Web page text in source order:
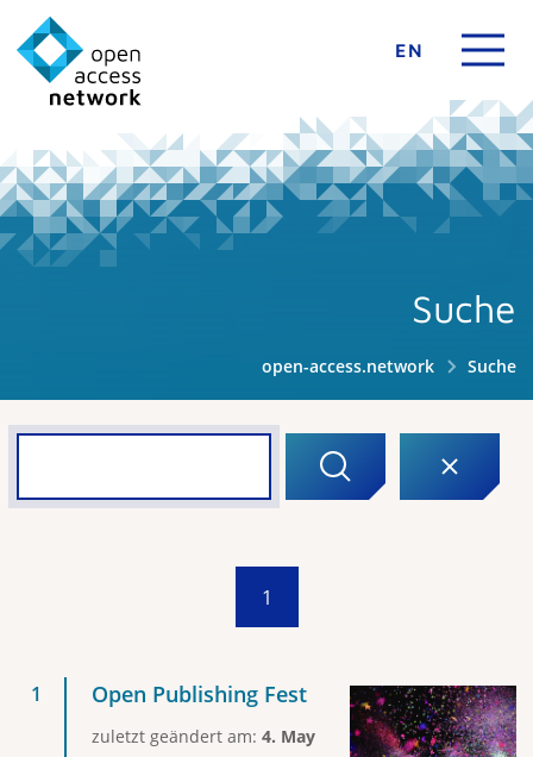
EN
Suche
open-access.network Suche
1
Open Publishing Fest
zuletzt geändert am: 4. May